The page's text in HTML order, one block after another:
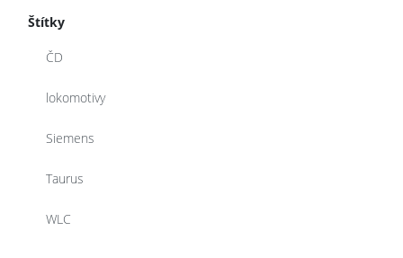
Štítky
ČD
lokomotivy
Siemens
Taurus
WLC